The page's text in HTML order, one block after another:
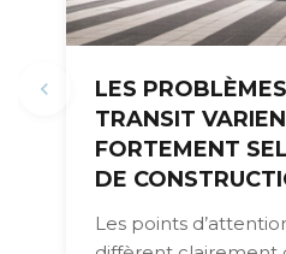
LES
TRANSIT
FORTEMENT
DE
Les points